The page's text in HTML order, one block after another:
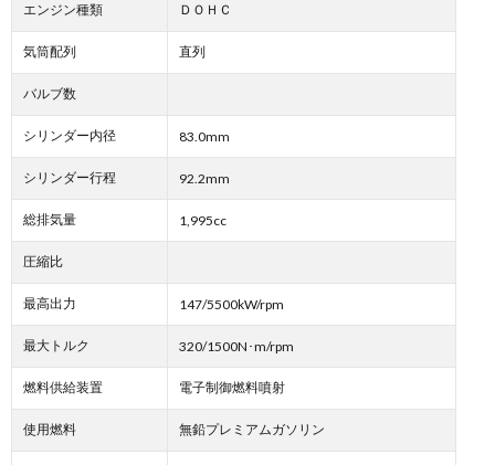
エンジン種類 ＤＯＨＣ
気筒配列 直列
バルブ数
シリンダー内径 83.0mm
シリンダー行程 92.2mm
総排気量 1,995cc
圧縮比
最高出力 147/5500kW/rpm
最大トルク 320/1500N･m/rpm
燃料供給装置 電子制御燃料噴射
使用燃料 無鉛プレミアムガソリン